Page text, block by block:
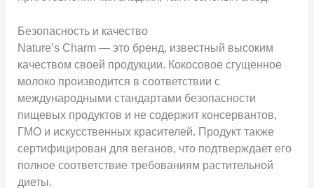
Безопасность и качество
Nature’s Charm — это бренд, известный высоким
качеством своей продукции. Кокосовое сгущенное
молоко производится в соответствии с
международными стандартами безопасности
пищевых продуктов и не содержит консервантов,
ГМО и искусственных красителей. Продукт также
сертифицирован для веганов, что подтверждает его
полное соответствие требованиям растительной
диеты.